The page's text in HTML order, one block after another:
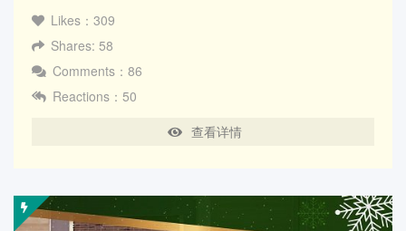
Likes：309
Shares: 58
Comments：86
Reactions：50
查看详情